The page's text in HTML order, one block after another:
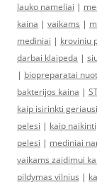
lauko nameliai |
kaina | vaikams |
mediniai | kroviniu
darbai klaipeda |
| biopreparatai
bakterijos kaina |
kaip isirinkti
pelesi | kaip naikinti
pelesi | mediniai
vaikams zaidimui
pildymas vilnius |